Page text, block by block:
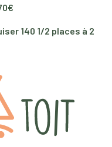
140 1/2 places à 2